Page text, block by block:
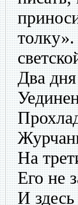
Два
На
Его не
И